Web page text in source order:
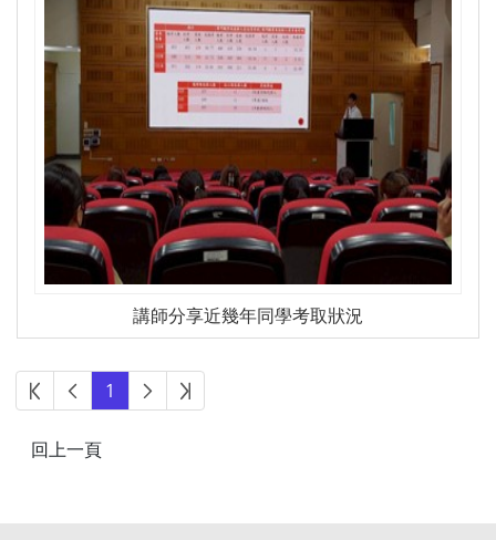
講師分享近幾年同學考取狀況
第一頁上一頁
1 下一頁最後頁